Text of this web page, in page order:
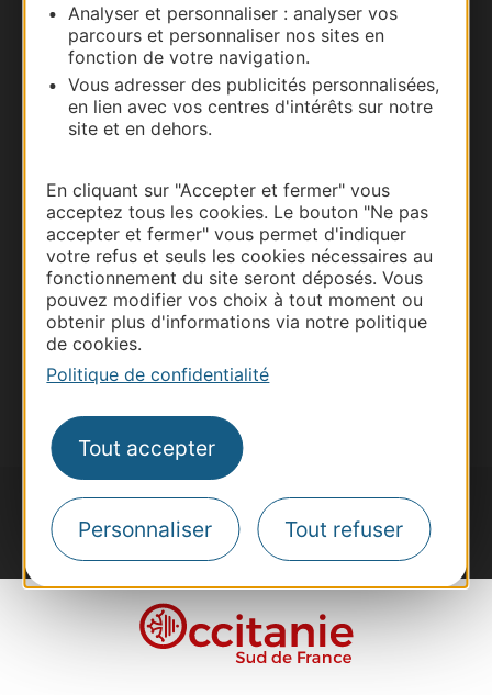
Analyser et personnaliser : analyser vos
parcours et personnaliser nos sites en
fonction de votre navigation.
Vous adresser des publicités personnalisées,
en lien avec vos centres d'intérêts sur notre
site et en dehors.
En cliquant sur "Accepter et fermer" vous
acceptez tous les cookies. Le bouton "Ne pas
accepter et fermer" vous permet d'indiquer
votre refus et seuls les cookies nécessaires au
fonctionnement du site seront déposés. Vous
pouvez modifier vos choix à tout moment ou
obtenir plus d'informations via notre politique
de cookies.
Politique de confidentialité
Tout accepter
Personnaliser Tout refuser
Thermalisme
Pros d'Occitanie
Site presse et d'influence
Voyagistes
Destination Sport
Inscrivez-vous à la lettre d'information
Destination Occitanie pour recevoir des
#VoyageOccitanie